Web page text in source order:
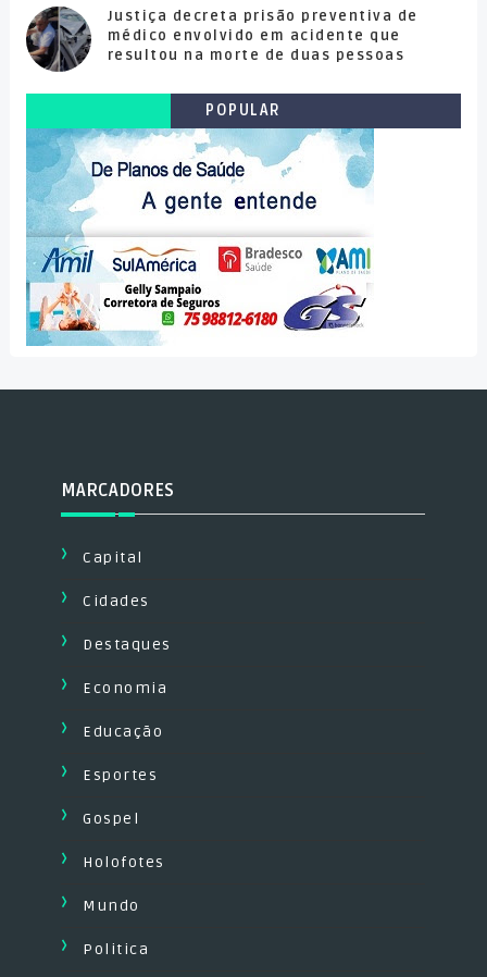
Justiça decreta prisão preventiva de
médico envolvido em acidente que
resultou na morte de duas pessoas
POPULAR
MARCADORES
Capital
Cidades
Destaques
Economia
Educação
Esportes
Gospel
Holofotes
Mundo
Politica